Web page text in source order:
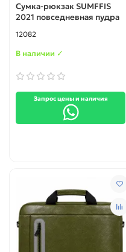
Сумка-рюкзак SUMFFIS
2021 повседневная пудра
12082
В наличии ✓
Запрос цены и наличия